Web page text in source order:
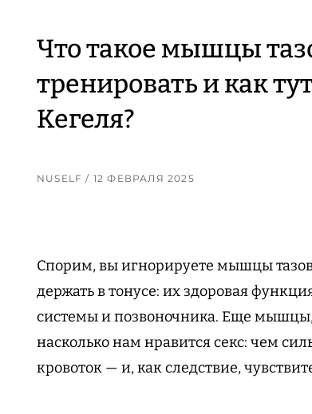
Что такое мышцы
тренировать и как
Кегеля?
NUSELF/ 12 ФЕВРАЛЯ 2025
Спорим, вы игнорируете мышцы
держать в тонусе: их здоровая
системы и позвоночника. Еще мышцы,
насколько нам нравится секс: чем
кровоток — и, как следствие,